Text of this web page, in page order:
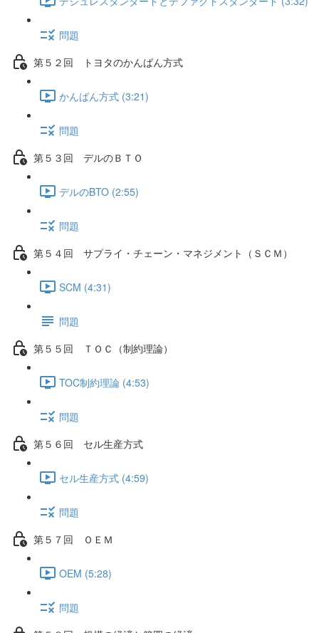
問題
第５２回 トヨタのかんばん方式
かんばん方式 (3:21)
問題
第５３回 デルのＢＴＯ
デルのBTO (2:55)
問題
第５４回 サプライ・チェーン・マネジメント（ＳＣＭ）
SCM (4:31)
問題
第５５回 ＴＯＣ（制約理論）
TOC制約理論 (4:53)
問題
第５６回 セル生産方式
セル生産方式 (4:59)
問題
第５７回 ＯＥＭ
OEM (5:28)
問題